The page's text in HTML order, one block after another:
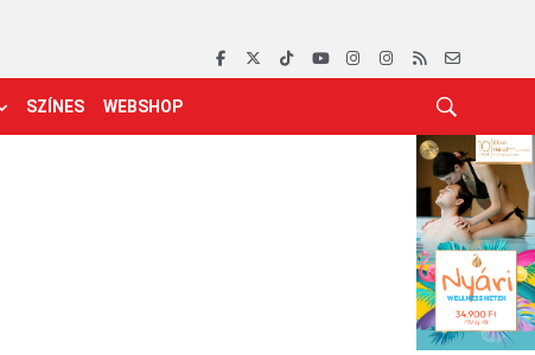
SZÍNES WEBSHOP